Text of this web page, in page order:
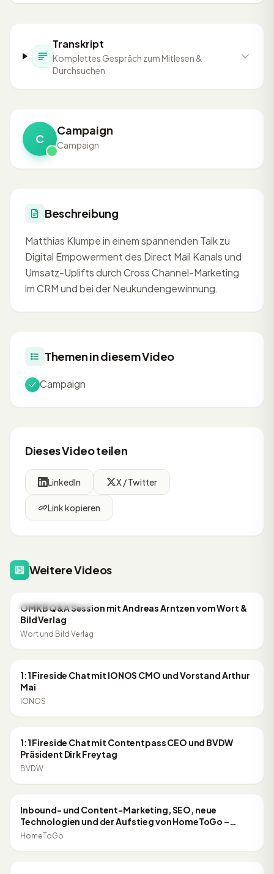
Transkript
Komplettes Gespräch zum Mitlesen &
Durchsuchen
C
Campaign
Campaign
Beschreibung
Matthias Klumpe in einem spannenden Talk zu
Digital Empowerment des Direct Mail Kanals und
Umsatz-Uplifts durch Cross Channel-Marketing
im CRM und bei der Neukundengewinnung.
Themen in diesem Video
Campaign
Dieses Video teilen
LinkedIn X / Twitter
Link kopieren
Weitere Videos
ONLINE MARKETING
OMKB Q&A Session mit Andreas Arntzen vom Wort &
Bild Verlag
Wort und Bild Verlag
53:24
ONLINE MARKETING
1:1 Fireside Chat mit IONOS CMO und Vorstand Arthur
Mai
IONOS
46:07
ONLINE MARKETING
1:1 Fireside Chat mit Contentpass CEO und BVDW
Präsident Dirk Freytag
BVDW
59:59
ONLINE MARKETING
Inbound- und Content-Marketing, SEO, neue
Technologien und der Aufstieg von HomeToGo –
Dominik Schwarz im Talk
HomeToGo
48:41